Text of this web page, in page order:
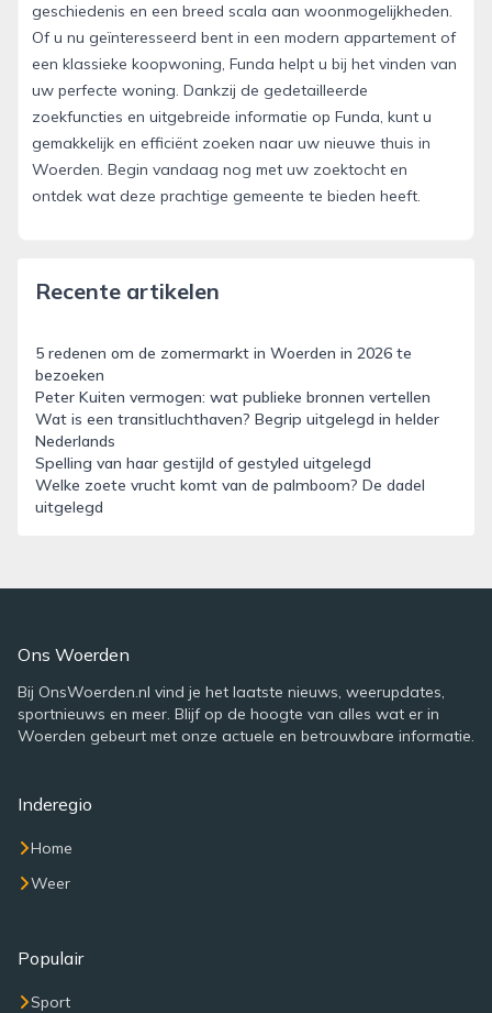
geschiedenis en een breed scala aan woonmogelijkheden.
Of u nu geïnteresseerd bent in een modern appartement of
een klassieke koopwoning, Funda helpt u bij het vinden van
uw perfecte woning. Dankzij de gedetailleerde
zoekfuncties en uitgebreide informatie op Funda, kunt u
gemakkelijk en efficiënt zoeken naar uw nieuwe thuis in
Woerden. Begin vandaag nog met uw zoektocht en
ontdek wat deze prachtige gemeente te bieden heeft.
Recente artikelen
5 redenen om de zomermarkt in Woerden in 2026 te
bezoeken
Peter Kuiten vermogen: wat publieke bronnen vertellen
Wat is een transitluchthaven? Begrip uitgelegd in helder
Nederlands
Spelling van haar gestijld of gestyled uitgelegd
Welke zoete vrucht komt van de palmboom? De dadel
uitgelegd
Ons Woerden
Bij OnsWoerden.nl vind je het laatste nieuws, weerupdates,
sportnieuws en meer. Blijf op de hoogte van alles wat er in
Woerden gebeurt met onze actuele en betrouwbare informatie.
Inderegio
Home
Weer
Populair
Sport